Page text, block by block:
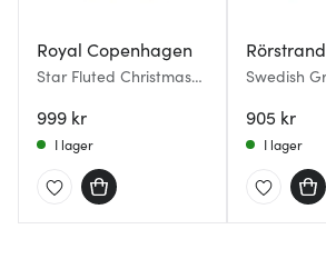
Royal Copenhagen
Star Fluted Christmas
999 kr
I lager
Rörstrand
Swedish
905 kr
I lager